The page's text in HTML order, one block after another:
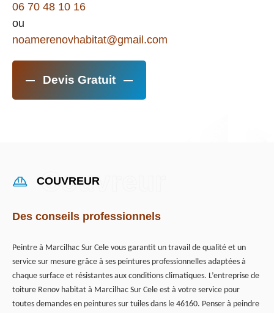
06 70 48 10 16
ou
noamerenovhabitat@gmail.com
Devis Gratuit
COUVREUR
Des conseils professionnels
Peintre à Marcilhac Sur Cele vous garantit un travail de qualité et un
service sur mesure grâce à ses peintures professionnelles adaptées à
chaque surface et résistantes aux conditions climatiques. L’entreprise de
toiture Renov habitat à Marcilhac Sur Cele est à votre service pour
toutes demandes en peintures sur tuiles dans le 46160. Penser à peindre